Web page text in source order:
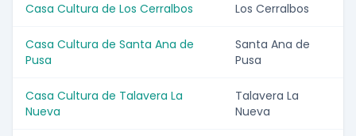
Casa Cultura de Los Cerralbos Los Cerralbos
Casa Cultura de Santa Ana de
Pusa
Santa Ana de
Pusa
Casa Cultura de Talavera La
Nueva
Talavera La
Nueva